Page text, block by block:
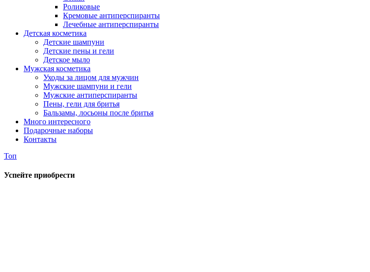
Роликовые
Кремовые антиперспиранты
Лечебные антиперспиранты
Детская косметика
Детские шампуни
Детские пены и гели
Детское мыло
Мужская косметика
Уходы за лицом для мужчин
Мужские шампуни и гели
Мужские антиперспиранты
Пены, гели для бритья
Бальзамы, лосьоны после бритья
Много интересного
Подарочные наборы
Контакты
Топ
Успейте приобрести